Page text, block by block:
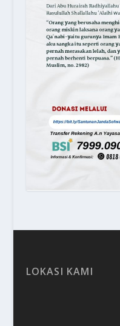
LOKASI KAMI